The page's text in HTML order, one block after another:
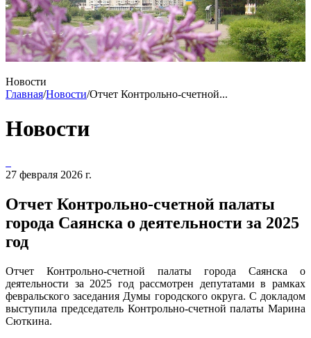
Новости
Главная/Новости/Отчет Контрольно-счетной...
Новости
27 февраля 2026 г.
Отчет Контрольно-счетной палаты
города Саянска о деятельности за 2025
год
Отчет Контрольно-счетной палаты города Саянска о
деятельности за 2025 год рассмотрен депутатами в рамках
февральского заседания Думы городского округа. С докладом
выступила председатель Контрольно-счетной палаты Марина
Сюткина.